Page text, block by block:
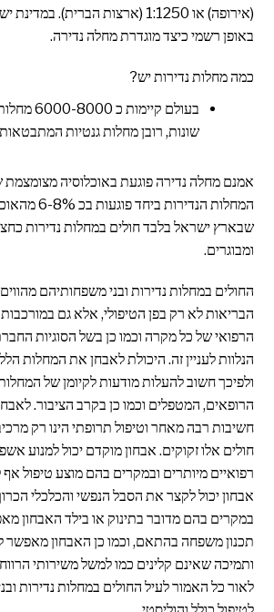
(אירופה) או 1:1250 (ארצות הברית).
באופן רשמי כיצד מוגדרת מחלה נדירה.
כמה מחלות נדירות יש?
בעולם קיימות כ 6000-
שונות, רובן מחלות גנטיות המתבטאות
אמנם מחלה נדירה פוגעת באוכלוסיה מצומצמת
המחלות הנדירות ביחד
שבארץ ישראל בלבד חולים במחלות נדירות כחצי
ומבוגרים.
החולים במחלות נדירות ובני משפחותיהם מהווים
הבריאות לא רק בפן הטיפולי, אלא גם במורכבות
הרפואי של כל מקרה וכמו כן בשל הסוגיות
הנלוות לעניין זה. היכולת לאבחן את המחלות הללו
ולפיכך חשוב להעלות מודעות לקיומן של המחלות
הרופאים, המטפלים וכמו כן בקרב הציבור.
חשיבות רבה מאחר וטיפול תרופתי הינו רק
חולים אלו זקוקים. אבחון מוקדם יכול למנוע
רפואיים מיותרים ובמקרים בהם מוצע טיפול אף
אבחון יכול לקצר את הסבל הנפשי והכלכלי הכרוך
במקרים בהם מדובר בתינוק או בילד האבחון
תכנון משפחה בהתאם, וכמו כן האבחון מאפשר
ותמיכה שאינם קלינים כמו למשל משירותי הרווחה
לאור כל האמור לעיל החולים במחלות נדירות ובני